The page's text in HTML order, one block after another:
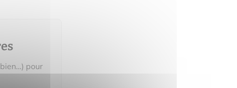
pour